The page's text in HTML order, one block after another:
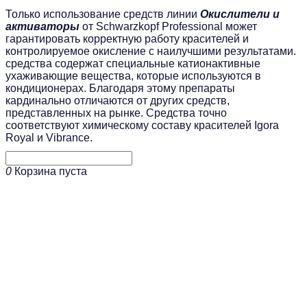
Только использование средств линии Окислители и
активаторы от Schwarzkopf Professional может
гарантировать корректную работу красителей и
контролируемое окисление с наилучшими результатами.
средства содержат специальные катионактивные
ухаживающие вещества, которые используются в
кондиционерах. Благодаря этому препараты
кардинально отличаются от других средств,
представленных на рынке. Средства точно
соответствуют химическому составу красителей Igora
Royal и Vibrance.
0 Корзина пуста